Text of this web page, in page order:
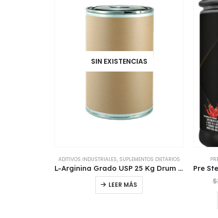
SIN EXISTENCIAS
ADITIVOS INDUSTRIALES, SUPLEMENTOS DIETARIOS
L-Arginina Grado USP 25 Kg Drum Cuñete de Origen Importado
LEER MÁS $